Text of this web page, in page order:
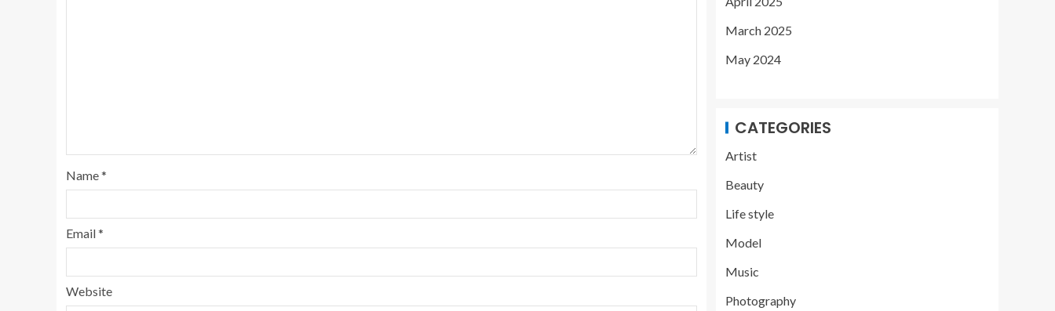
Name*
Email*
Website
March 2025
May 2024
CATEGORIES
Artist
Beauty
Life style
Model
Music
Photography